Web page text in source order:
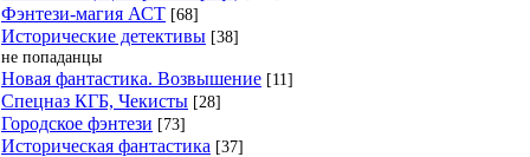
Фэнтези-магия АСТ [68]
Исторические детективы [38]
не попаданцы
Новая фантастика. Возвышение [11]
Спецназ КГБ, Чекисты [28]
Городское фэнтези [73]
Историческая фантастика [37]